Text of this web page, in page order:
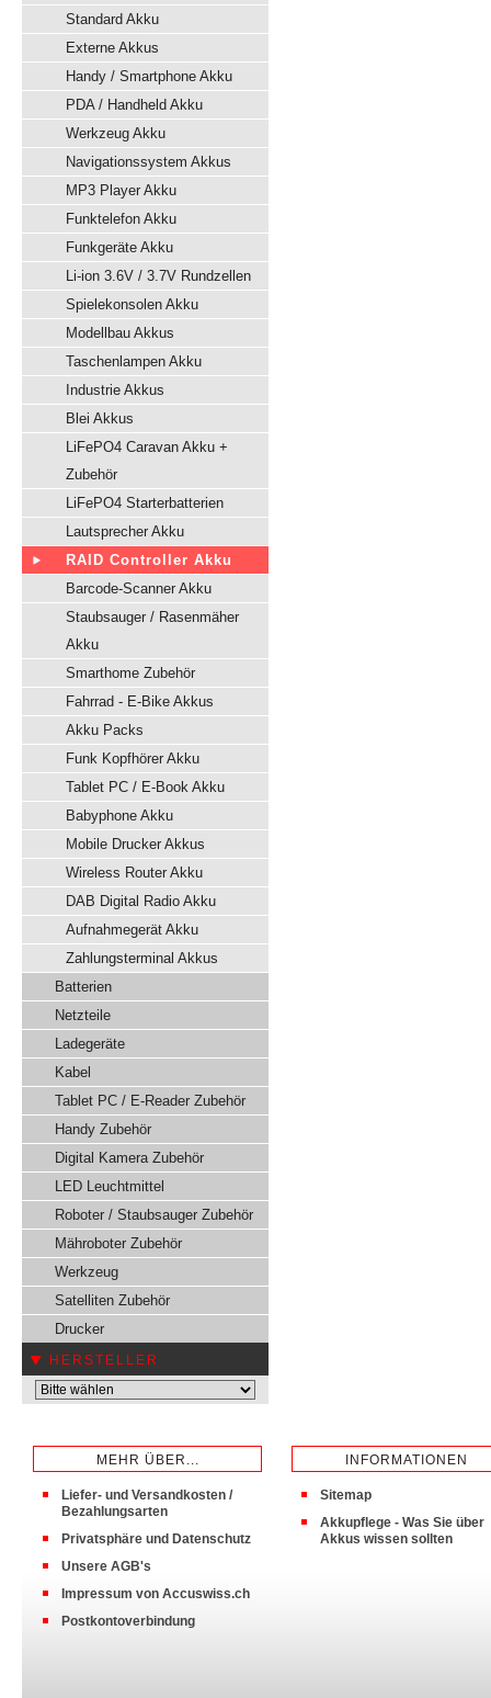
Standard Akku
Externe Akkus
Handy / Smartphone Akku
PDA / Handheld Akku
Werkzeug Akku
Navigationssystem Akkus
MP3 Player Akku
Funktelefon Akku
Funkgeräte Akku
Li-ion 3.6V / 3.7V Rundzellen
Spielekonsolen Akku
Modellbau Akkus
Taschenlampen Akku
Industrie Akkus
Blei Akkus
LiFePO4 Caravan Akku +
Zubehör
LiFePO4 Starterbatterien
Lautsprecher Akku
RAID Controller Akku
Barcode-Scanner Akku
Staubsauger / Rasenmäher
Akku
Smarthome Zubehör
Fahrrad - E-Bike Akkus
Akku Packs
Funk Kopfhörer Akku
Tablet PC / E-Book Akku
Babyphone Akku
Mobile Drucker Akkus
Wireless Router Akku
DAB Digital Radio Akku
Aufnahmegerät Akku
Zahlungsterminal Akkus
Batterien
Netzteile
Ladegeräte
Kabel
Tablet PC / E-Reader Zubehör
Handy Zubehör
Digital Kamera Zubehör
LED Leuchtmittel
Roboter / Staubsauger Zubehör
Mähroboter Zubehör
Werkzeug
Satelliten Zubehör
Drucker
HERSTELLER
MEHR ÜBER...
Liefer- und Versandkosten /
Bezahlungsarten
Privatsphäre und Datenschutz
Unsere AGB's
Impressum von Accuswiss.ch
Postkontoverbindung
INFORMATIONEN
Sitemap
Akkupflege - Was Sie über
Akkus wissen sollten